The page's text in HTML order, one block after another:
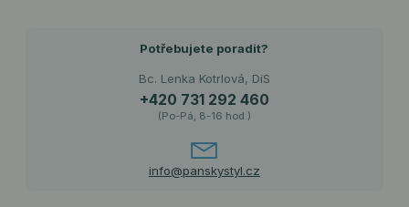
Potřebujete poradit?
Bc. Lenka Kotrlová, DiS
+420 731 292 460
(Po-Pá, 8-16 hod.)
info@panskystyl.cz